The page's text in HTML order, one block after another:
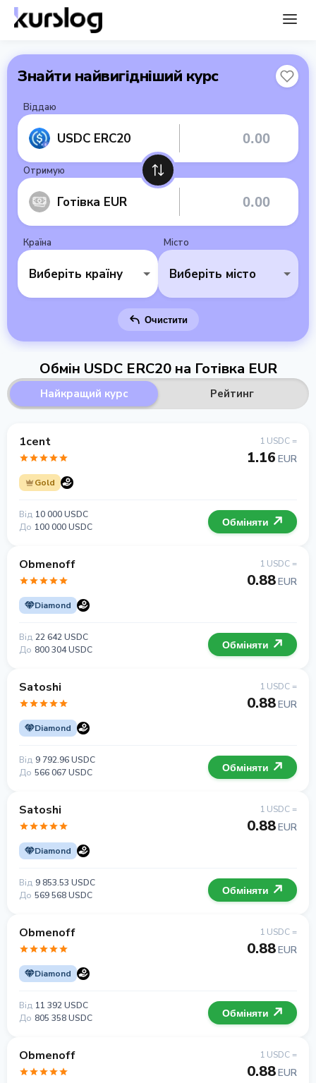
Знайти найвигідніший курс
Віддаю
USDC ERC20
Отримую
Готівка EUR
Країна
Виберіть країну
Місто
Виберіть місто
Очистити
Обмін USDC ERC20 на Готівка EUR
Найкращий курс Рейтинг
1cent
Gold
1 USDC =
1.16 EUR
Від 10 000 USDC
До 100 000 USDC Обміняти
Obmenoff
Diamond
1 USDC =
0.88EUR
Від 22 642 USDC
До 800 304 USDC Обміняти
Satoshi
Diamond
1 USDC =
0.88EUR
Від 9 792.96 USDC
До 566 067 USDC Обміняти
Satoshi
Diamond
1 USDC =
0.88EUR
Від 9 853.53 USDC
До 569 568 USDC Обміняти
Obmenoff
Diamond
1 USDC =
0.88EUR
Від 11 392 USDC
До 805 358 USDC Обміняти
Obmenoff 1 USDC =
0.88EUR